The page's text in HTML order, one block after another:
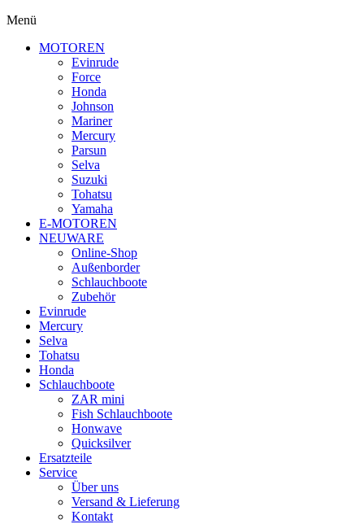
Menü
MOTOREN
Evinrude
Force
Honda
Johnson
Mariner
Mercury
Parsun
Selva
Suzuki
Tohatsu
Yamaha
E-MOTOREN
NEUWARE
Online-Shop
Außenborder
Schlauchboote
Zubehör
Evinrude
Mercury
Selva
Tohatsu
Honda
Schlauchboote
ZAR mini
Fish Schlauchboote
Honwave
Quicksilver
Ersatzteile
Service
Über uns
Versand & Lieferung
Kontakt